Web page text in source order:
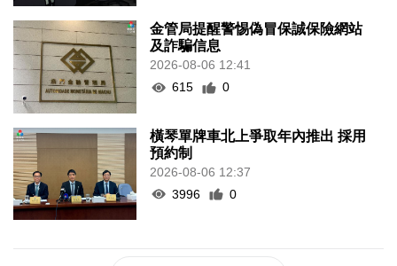
金管局提醒警惕偽冒保誠保險網站
及詐騙信息
2026-08-06 12:41
615
0
橫琴單牌車北上爭取年內推出 採用
預約制
2026-08-06 12:37
3996
0